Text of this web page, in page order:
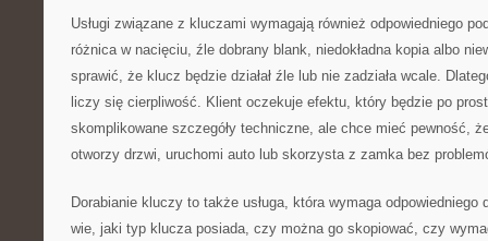
Usługi związane z kluczami wymagają również odpowiedniego
różnica w nacięciu, źle dobrany blank, niedokładna kopia albo
sprawić, że klucz będzie działał źle lub nie zadziała wcale.
liczy się cierpliwość. Klient oczekuje efektu, który będzie po
skomplikowane szczegóły techniczne, ale chce mieć pewność,
otworzy drzwi, uruchomi auto lub skorzysta z zamka bez
Dorabianie kluczy to także usługa, która wymaga
wie, jaki typ klucza posiada, czy można go skopiować, czy